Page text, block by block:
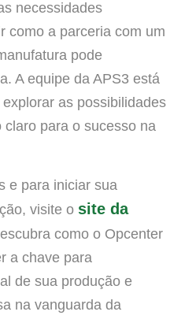
necessidades
como a parceria com um
pode
A equipe da APS3 está
as possibilidades
para o sucesso na
e para iniciar sua
visite o site da
como o Opcenter
a chave para
de sua produção e
na vanguarda da